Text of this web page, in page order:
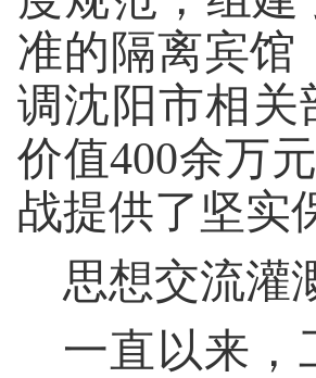
准的隔离宾
调沈阳市相关
价值400余万
战提供了坚实
思想交流灌
一直以来，